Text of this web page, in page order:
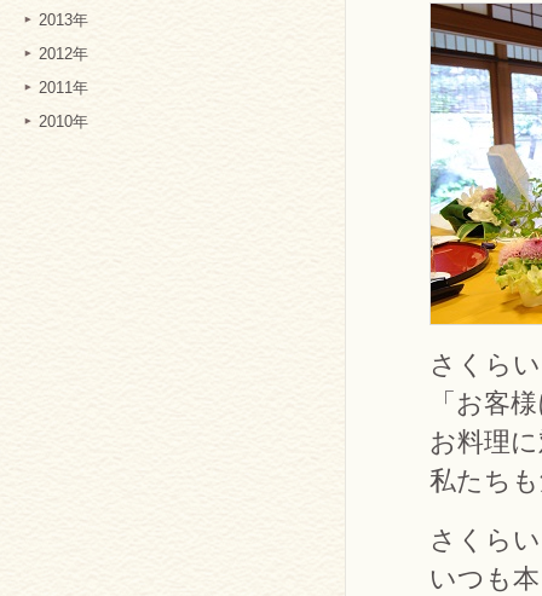
2013年
2012年
2011年
2010年
さくら
「お客
お料理
私たち
さくら
いつも